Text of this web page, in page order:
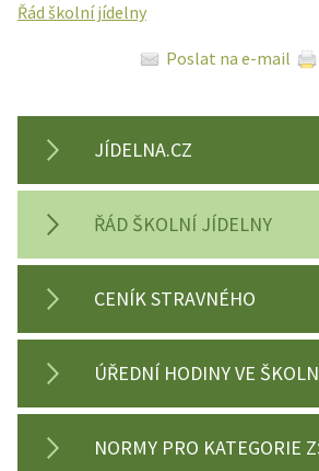
Řád školní jídelny
Poslat na e-mail
JÍDELNA.CZ
ŘÁD ŠKOLNÍ JÍDELNY
CENÍK STRAVNÉHO
ÚŘEDNÍ HODINY VE
NORMY PRO KATEGORIE